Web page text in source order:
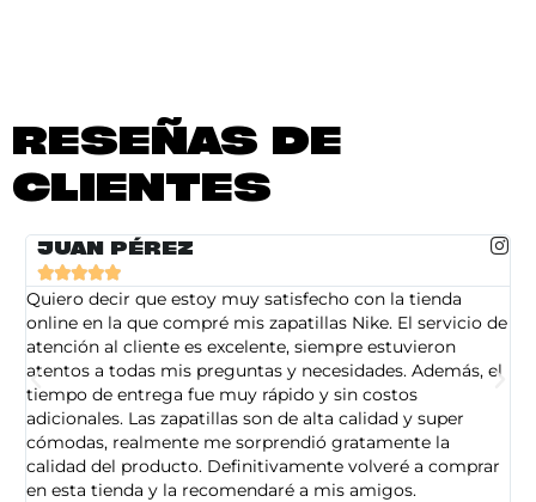
RESEÑAS DE
CLIENTES
JUAN PÉREZ

Quiero decir que estoy muy satisfecho con la tienda
online en la que compré mis zapatillas Nike. El servicio de
atención al cliente es excelente, siempre estuvieron
atentos a todas mis preguntas y necesidades. Además, el
tiempo de entrega fue muy rápido y sin costos
adicionales. Las zapatillas son de alta calidad y super
cómodas, realmente me sorprendió gratamente la
calidad del producto. Definitivamente volveré a comprar
en esta tienda y la recomendaré a mis amigos.